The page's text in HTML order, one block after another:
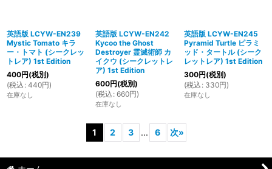
英語版 LCYW-EN239
Mystic Tomato キラ
ー・トマト (シークレッ
トレア) 1st Edition
400円(税別)
(税込 : 440円)
在庫なし
英語版 LCYW-EN242
Kycoo the Ghost
Destroyer 霊滅術師 カ
イクウ (シークレットレ
ア) 1st Edition
600円(税別)
(税込 : 660円)
在庫なし
英語版 LCYW-EN245
Pyramid Turtle ピラミ
ッド・タートル (シーク
レットレア) 1st Edition
300円(税別)
(税込 : 330円)
在庫なし
1 2 3 ... 6 次»